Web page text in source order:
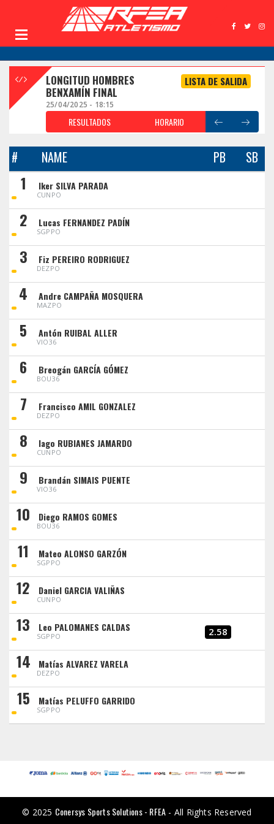
LONGITUD HOMBRES
BENXAMÍN FINAL
LISTA DE SALIDA
25/04/2025 - 18:15
RESULTADOS HORARIO
# NAME PB SB
1 Iker SILVA PARADA
CUNPO
2 Lucas FERNANDEZ PADÍN
SGPPO
3 Fiz PEREIRO RODRIGUEZ
DEZPO
4 Andre CAMPAÑA MOSQUERA
MAZPO
5 Antón RUIBAL ALLER
VIO36
6 Breogán GARCÍA GÓMEZ
BOU36
7 Francisco AMIL GONZALEZ
DEZPO
8 Iago RUBIANES JAMARDO
CUNPO
9 Brandán SIMAIS PUENTE
VIO36
10 Diego RAMOS GOMES
BOU36
11 Mateo ALONSO GARZÓN
SGPPO
12 Daniel GARCIA VALIÑAS
CUNPO
13 Leo PALOMANES CALDAS
SGPPO 2.58
14 Matías ALVAREZ VARELA
DEZPO
15 Matías PELUFFO GARRIDO
SGPPO
© 2025 Conersys Sports Solutions - RFEA - All Rights Reserved